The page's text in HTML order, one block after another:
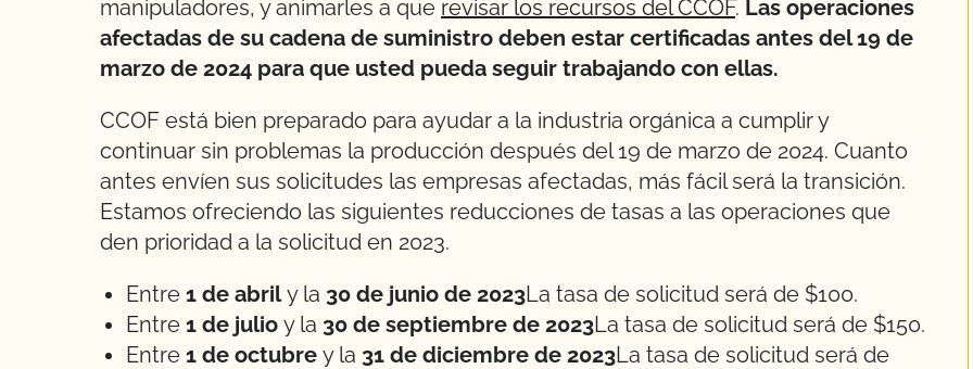
manipuladores, y animarles a que revisar los recursos del CCOF. Las operaciones
afectadas de su cadena de suministro deben estar certificadas antes del 19 de
marzo de 2024 para que usted pueda seguir trabajando con ellas.
CCOF está bien preparado para ayudar a la industria orgánica a cumplir y
continuar sin problemas la producción después del 19 de marzo de 2024. Cuanto
antes envíen sus solicitudes las empresas afectadas, más fácil será la transición.
Estamos ofreciendo las siguientes reducciones de tasas a las operaciones que
den prioridad a la solicitud en 2023.
Entre 1 de abrily la 30 de junio de 2023La tasa de solicitud será de $100.
Entre 1 de julio y la 30 de septiembre de 2023La tasa de solicitud será de $150.
Entre 1 de octubre y la 31 de diciembre de 2023La tasa de solicitud será de